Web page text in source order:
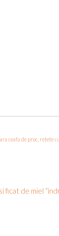
ceafa de proc retete
ficat de miel